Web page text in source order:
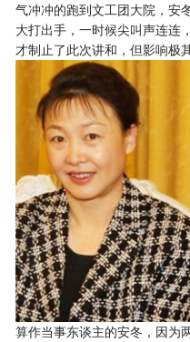
气冲冲的跑到文工团大院，安
大打出手，一时候尖叫声连连
才制止了此次讲和，但影响极
算作当事东谈主的安冬，因为